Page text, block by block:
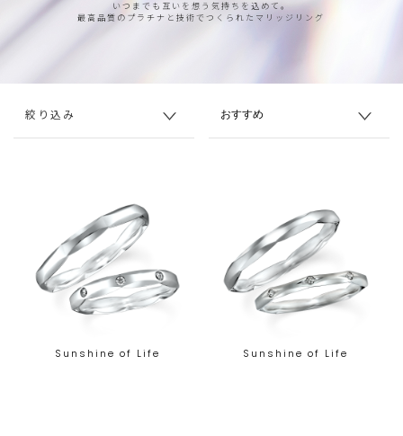
いつまでも互いを想う気持ちを込めて。
最高品質のプラチナと技術でつくられたマリッジリング
絞り込み
Sunshine of Life Sunshine of Life